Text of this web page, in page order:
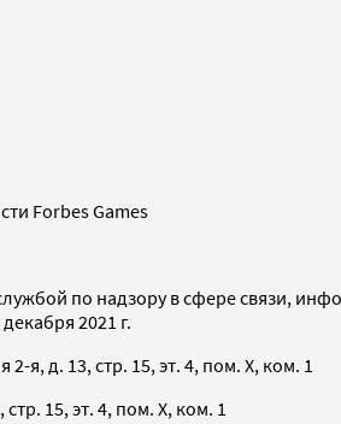
Forbes Games
по надзору в сфере связи,
2021 г.
я, д. 13, стр. 15, эт. 4, пом. X, ком. 1
15, эт. 4, пом. X, ком. 1